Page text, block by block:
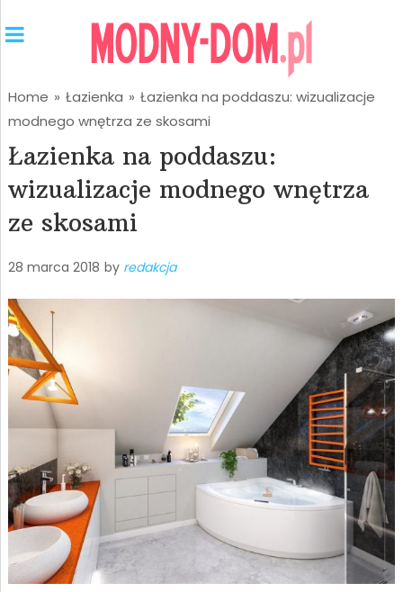
Home » Łazienka » Łazienka na poddaszu: wizualizacje
modnego wnętrza ze skosami
Łazienka na poddaszu:
wizualizacje modnego wnętrza
ze skosami
28 marca 2018 by redakcja